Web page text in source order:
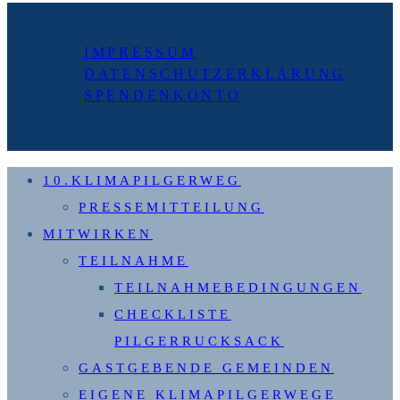
IMPRESSUM
DATENSCHUTZERKLÄRUNG
SPENDENKONTO
10.KLIMAPILGERWEG
PRESSEMITTEILUNG
MITWIRKEN
TEILNAHME
TEILNAHMEBEDINGUNGEN
CHECKLISTE
PILGERRUCKSACK
GASTGEBENDE GEMEINDEN
EIGENE KLIMAPILGERWEGE